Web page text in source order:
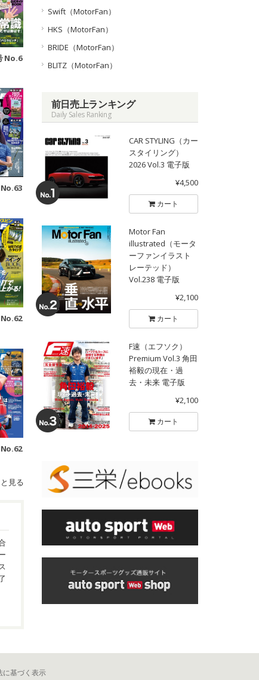
No.6
見る
Swift（MotorFan）
HKS（MotorFan）
BRIDE（MotorFan）
BLITZ（MotorFan）
前日売上ランキング
Daily Sales Ranking
CAR STYLING（カー
スタイリング）
2026 Vol.3 電子版
¥4,500
カート
Motor Fan
illustrated（モータ
ーファンイラスト
レーテッド）
Vol.238 電子版
¥2,100
カート
F速（エフソク）
Premium Vol.3 角田
裕毅の現在・過
去・未来 電子版
¥2,100
カート
に基づく表示